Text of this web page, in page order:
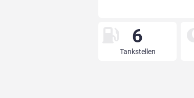
6
Tankstellen